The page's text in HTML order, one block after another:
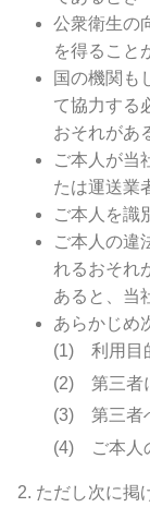
公衆衛生の
を得ること
国の機関も
て協力する
おそれがあ
ご本人が当
たは運送業
ご本人を識
ご本人の違
れるおそれ
あると、当
あらかじめ
利用目
第三者
第三者
ご本人
ただし次に掲